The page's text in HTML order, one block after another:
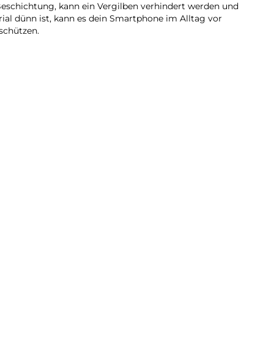
kann ein Vergilben verhindert werden und
dünn ist, kann es dein Smartphone im Alltag vor